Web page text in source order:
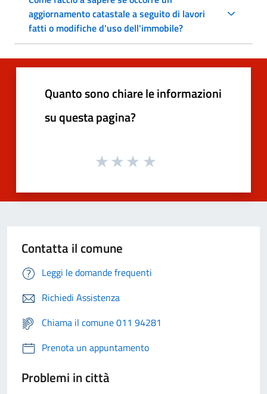
aggiornamento catastale a seguito di lavori
fatti o modifiche d'uso dell'immobile?
Quanto sono chiare le informazioni
su questa pagina?
Contatta il comune
Leggi le domande frequenti
Richiedi Assistenza
Chiama il comune 011 94281
Prenota un appuntamento
Problemi in città